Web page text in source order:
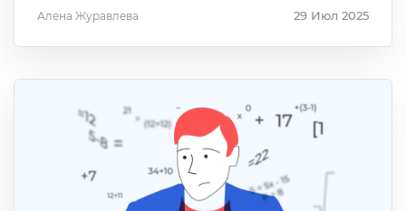
Алена Журавлева 29 Июл 2025